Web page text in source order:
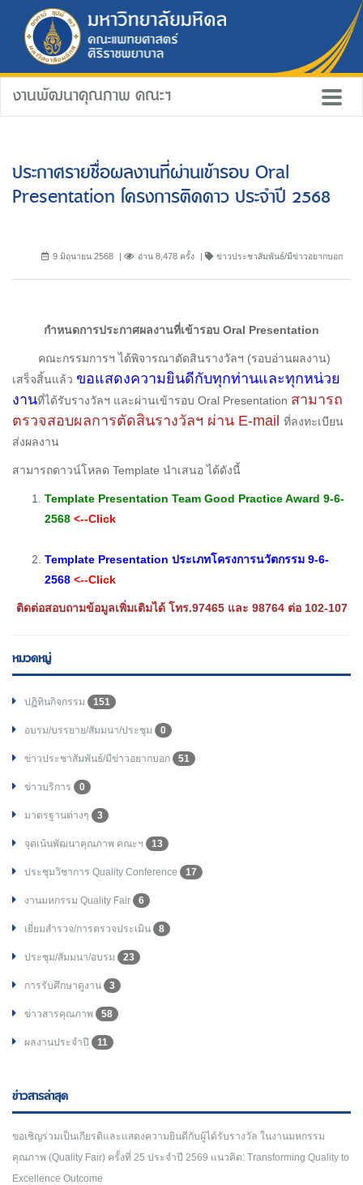
งานพัฒนาคุณภาพ คณะฯ
ประกาศรายชื่อผลงานที่ผ่านเข้ารอบ Oral
Presentation โครงการติดดาว ประจำปี 2568
9 มิถุนายน 2568 อ่าน 8,478 ครั้ง ข่าวประชาสัมพันธ์/มีข่าวอยากบอก
กำหนดการประกาศผลงานที่เข้ารอบ Oral Presentation
คณะกรรมการฯ ได้พิจารณาตัดสินรางวัลฯ (รอบอ่านผลงาน)
เสร็จสิ้นแล้ว ขอแสดงความยินดีกับทุกท่านและทุกหน่วย
งานที่ได้รับรางวัลฯ และผ่านเข้ารอบ Oral Presentation สามารถ
ตรวจสอบผลการตัดสินรางวัลฯ ผ่าน E-mail ที่ลงทะเบียน
ส่งผลงาน
สามารถดาวน์โหลด Template นำเสนอ ได้ดังนี้
Template Presentation Team Good Practice Award 9-6-
2568 <--Click
Template Presentation ประเภทโครงการนวัตกรรม 9-6-
2568 <--Click
ติดต่อสอบถามข้อมูลเพิ่มเติมได้ โทร.97465 และ 98764 ต่อ 102-107
หมวดหมู่
ปฏิทินกิจกรรม 151
อบรม/บรรยาย/สัมมนา/ประชุม 0
ข่าวประชาสัมพันธ์/มีข่าวอยากบอก 51
ข่าวบริการ 0
มาตรฐานต่างๆ 3
จุดเน้นพัฒนาคุณภาพ คณะฯ 13
ประชุมวิชาการ Quality Conference 17
งานมหกรรม Quality Fair 6
เยี่ยมสำรวจ/การตรวจประเมิน 8
ประชุม/สัมมนา/อบรม 23
การรับศึกษาดูงาน 3
ข่าวสารคุณภาพ 58
ผลงานประจำปี 11
ข่าวสารล่าสุด
ขอเชิญร่วมเป็นเกียรติและแสดงความยินดีกับผู้ได้รับรางวัล ในงานมหกรรม
คุณภาพ (Quality Fair) ครั้งที่ 25 ประจำปี 2569 แนวคิด: Transforming Quality to
Excellence Outcome